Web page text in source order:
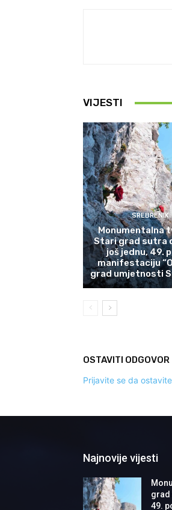
VIJESTI
SREBRENIK
Monumentalna
Stari grad sutra
još jednu, 49.
manifestaciju
grad umjetnosti
OSTAVITI ODGOVOR
Prijavite se da
Najnovije vijesti
grad
49.